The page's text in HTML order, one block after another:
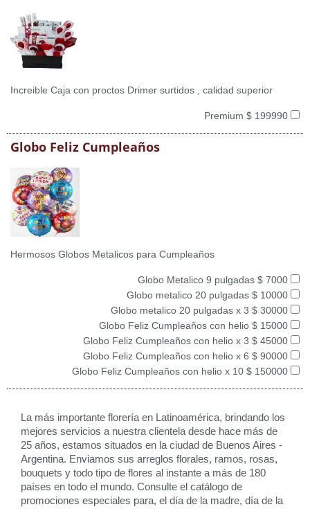
Increible Caja con proctos Drimer surtidos , calidad superior
Premium $ 199990
Globo Feliz Cumpleaños
Hermosos Globos Metalicos para Cumpleaños
Globo Metalico 9 pulgadas $ 7000
Globo metalico 20 pulgadas $ 10000
Globo metalico 20 pulgadas x 3 $ 30000
Globo Feliz Cumpleaños con helio $ 15000
Globo Feliz Cumpleaños con helio x 3 $ 45000
Globo Feliz Cumpleaños con helio x 6 $ 90000
Globo Feliz Cumpleaños con helio x 10 $ 150000
La más importante florería en Latinoamérica, brindando los
mejores servicios a nuestra clientela desde hace más de
25 años, estamos situados en la ciudad de Buenos Aires -
Argentina. Enviamos sus arreglos florales, ramos, rosas,
bouquets y todo tipo de flores al instante a más de 180
países en todo el mundo. Consulte el catálogo de
promociones especiales para, el día de la madre, día de la